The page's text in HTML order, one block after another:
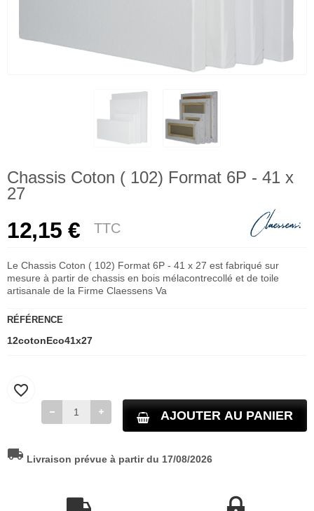
Chassis Coton ( 102) Format 6P - 41 x
27
12,15 € TTC
Le Chassis Coton ( 102) Format 6P - 41 x 27 est fabriqué sur
mesure à partir de chassis en bois mélacontrecollé et de toile
artisanale de la Firme Claessens Va
RÉFÉRENCE
12cotonEco41x27
AJOUTER AU PANIER
favorite_border
local_shipping Livraison prévue à partir du 17/08/2026